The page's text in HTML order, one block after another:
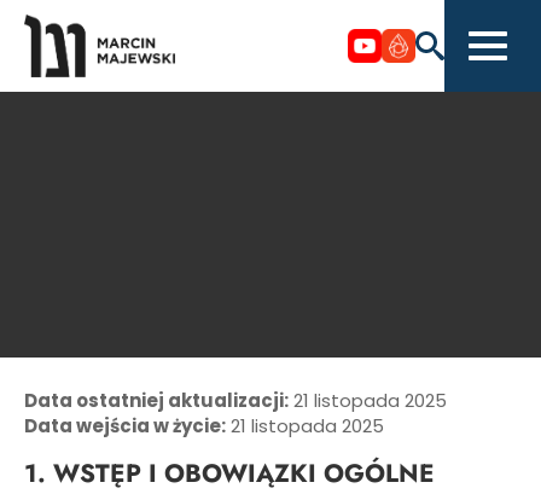
Data ostatniej aktualizacji:21 listopada 2025
Data wejścia w życie:21 listopada 2025
1. WSTĘP I OBOWIĄZKI OGÓLNE